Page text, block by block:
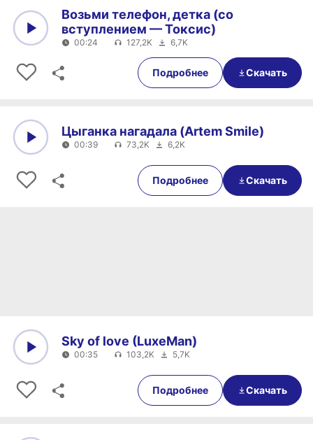
00:24
Возьми телефон, детка (со
вступлением — Токсис)
00:24 127,2K 6,7K
Подробнее Скачать
00:39
Цыганка нагадала (Artem Smile)
00:39 73,2K 6,2K
Подробнее Скачать
00:35
Sky of love (LuxeMan)
00:35 103,2K 5,7K
Подробнее Скачать